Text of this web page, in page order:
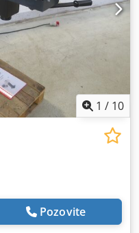
1 / 10
Pozovite